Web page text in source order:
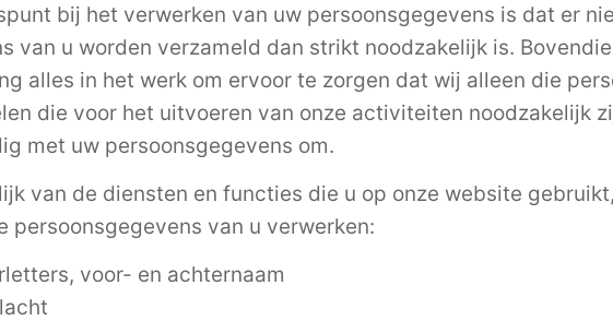
bij het verwerken van uw persoonsgegevens is dat er
van u worden verzameld dan strikt noodzakelijk is.
alles in het werk om ervoor te zorgen dat wij alleen die
die voor het uitvoeren van onze activiteiten noodzakelijk
met uw persoonsgegevens om.
van de diensten en functies die u op onze website
persoonsgegevens van u verwerken:
voor- en achternaam